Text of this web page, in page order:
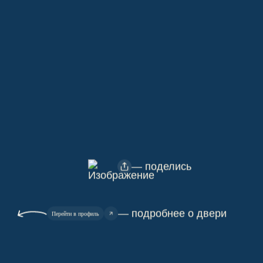
— поделись
Перейти в профиль — подробнее о двери